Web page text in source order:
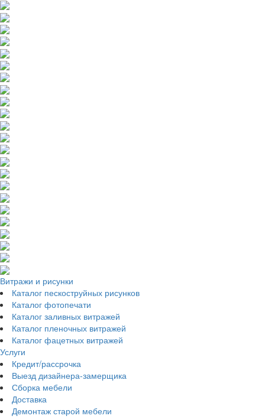
Витражи и рисунки
Каталог пескоструйных рисунков
Каталог фотопечати
Каталог заливных витражей
Каталог пленочных витражей
Каталог фацетных витражей
Услуги
Кредит/рассрочка
Выезд дизайнера-замерщика
Сборка мебели
Доставка
Демонтаж старой мебели